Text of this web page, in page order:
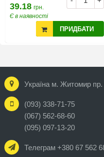
39.18 грн.
Є в наявності
ПРИДБАТИ
Україна м. Житомир пр.
(093) 338-71-75
(067) 562-68-60
(095) 097-13-20
Телеграм +380 67 562